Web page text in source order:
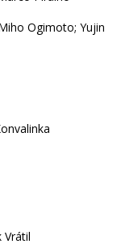
Ogimoto; Yujin
Vrátil